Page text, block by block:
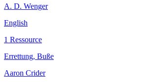
A. D. Wenger
English
1 Ressource
Errettung, Buße
Aaron Crider